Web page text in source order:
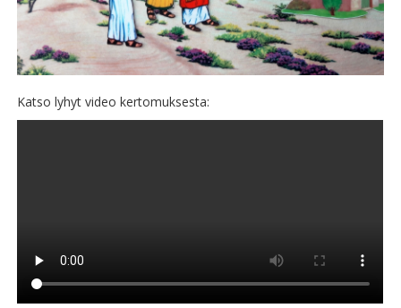
Katso lyhyt video kertomuksesta: